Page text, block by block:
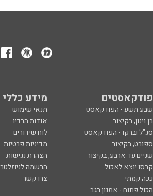
פודקאסטים מידע כללי
שבע תשע - הפודקאסט
תנאי שימוש
בן וינון, בקיצור
אודות הרדיו
סג"ל וברקו - הפודקאסט
לוח שידורים
ספורט, בקיצור
מדיניות פרטיות
שניים עד ארבע, בקיצור
הצהרת נגישות
קרסו יוצא לאכול
הרשמה לניוזלטר
ככה קמתי
צרו קשר
הכול פתוח - אמנון רגב